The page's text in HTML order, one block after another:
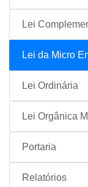
Lei
Lei da Micro
Lei Ordinária
Lei Orgânica
Portaria
Relatórios